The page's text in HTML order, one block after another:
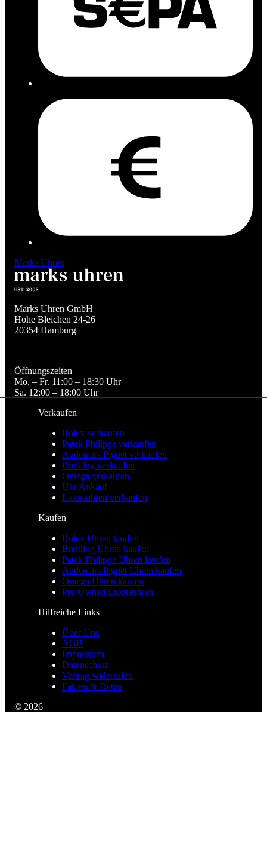
Marks Uhren
Marks Uhren GmbH
Hohe Bleichen 24-26
20354 Hamburg
Öffnungszeiten
Mo. – Fr. 11:00 – 18:30 Uhr
Sa. 12:00 – 18:00 Uhr
Verkaufen
Rolex verkaufen
Patek Philippe verkaufen
Audemars Piguet verkaufen
Breitling verkaufen
Omega verkaufen
Uhr Ankauf
Luxusuhren verkaufen
Kaufen
Rolex Uhren kaufen
Breitling Uhren kaufen
Patek Philippe Uhren kaufen
Audemars Piguet Uhren kaufen
Omega Uhren kaufen
Pre-Owned Luxusuhren
Hilfreiche Links
Über Uns
AGB
Impressum
Datenschutz
Vertrag widerrufen
Fakten & Daten
© 2026